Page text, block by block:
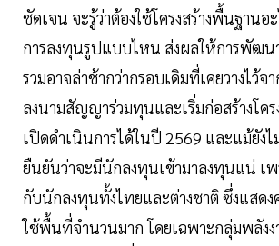
ชัดเจน จะรู้ว่าต้องใช้โครงสร้างพื้นฐานอ
การลงทุนรูปแบบไหน ส่งผลให้การพัฒน
รวมอาจล่าช้ากว่ากรอบเดิมที่เคยวางไว้
ลงนามสัญญาร่วมทุนและเริ่มก่อสร้างโค
เปิดดำเนินการได้ในปี 2569 และแม้ยัง
ยืนยันว่าจะมีนักลงทุนเข้ามาลงทุนแน่ เ
กับนักลงทุนทั้งไทยและต่างชาติ ซึ่งแสดง
ใช้พื้นที่จำนวนมาก โดยเฉพาะกลุ่มพลัง